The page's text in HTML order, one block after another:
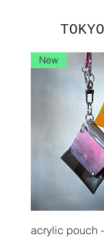
New
acrylic pouch